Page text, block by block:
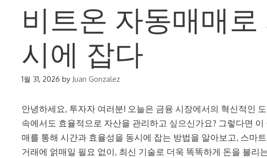
비트온 자동매매
시에 잡다
1월 31, 2026 by Juan Gonzalez
안녕하세요, 투자자 여러분! 오늘은 금융 시장에서의 혁신적인
속에서도 효율적으로 자산을 관리하고 싶으신가요? 그렇다면
매를 통해 시간과 효율성을 동시에 잡는 방법을 알아보고, 스마
거래에 얽매일 필요 없이, 최신 기술로 더욱 똑똑하게 돈을 불리